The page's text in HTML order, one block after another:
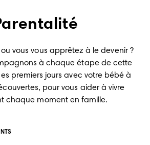
vous vous apprêtez à le devenir ?
à chaque étape de cette
premiers jours avec votre bébé à
pour vous aider à vivre
chaque moment en famille.